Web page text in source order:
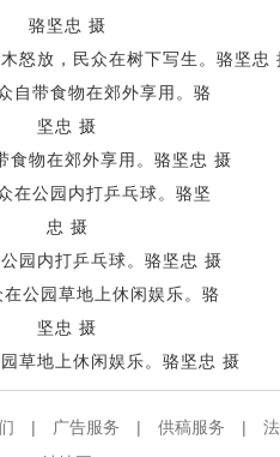
怒放，民众在树下写生。骆坚忠
食物在郊外享用。骆坚忠 摄
园内打乒乓球。骆坚忠 摄
草地上休闲娱乐。骆坚忠 摄
| 广告服务 | 供稿服务 |